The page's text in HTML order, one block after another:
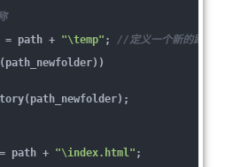
= path + "\temp" ; //定义一个新的路径
path + "\index.html" ;